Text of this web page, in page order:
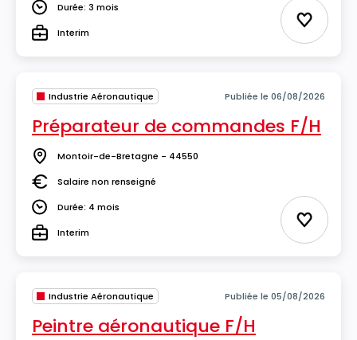
DuréeDurée: 3 mois
TypeInterim Ajouter
Industrie Aéronautique Publiée le 06/08/2026
Préparateur de commandes F/H
Lieu Montoir-de-Bretagne - 44550
SalaireSalaire non renseigné
DuréeDurée: 4 mois
TypeInterim Ajouter
Industrie Aéronautique Publiée le 05/08/2026
Peintre aéronautique F/H